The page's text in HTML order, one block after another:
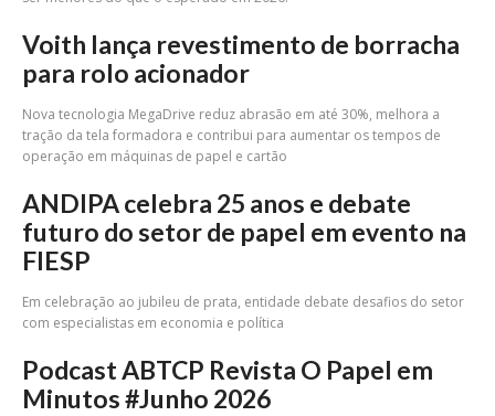
Voith lança revestimento de borracha
para rolo acionador
Nova tecnologia MegaDrive reduz abrasão em até 30%, melhora a
tração da tela formadora e contribui para aumentar os tempos de
operação em máquinas de papel e cartão
ANDIPA celebra 25 anos e debate
futuro do setor de papel em evento na
FIESP
Em celebração ao jubileu de prata, entidade debate desafios do setor
com especialistas em economia e política
Podcast ABTCP Revista O Papel em
Minutos #Junho 2026